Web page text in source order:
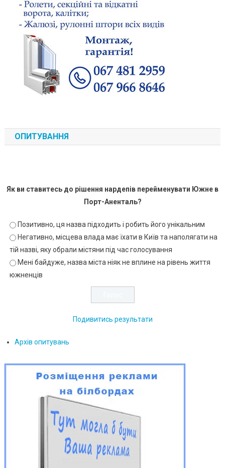
ОПИТУВАННЯ
Як ви ставитесь до рішення нардепів перейменувати Южне в
Порт-Аненталь?
Позитивно, ця назва підходить і робить його унікальним
Негативно, місцева влада має їхати в Київ та наполягати на
тій назві, яку обрали містяни під час голосування
Мені байдуже, назва міста ніяк не вплине на рівень життя
южненців
Подивитись результати
Архів опитувань